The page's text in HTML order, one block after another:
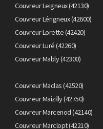
Couvreur Leigneux (42130)
Couvreur Lérigneux (42600)
Couvreur Lorette (42420)
Couvreur Luré (42260)
Couvreur Mably (42300)
Couvreur Maclas (42520)
Couvreur Maizilly (42750)
Couvreur Marcenod (42140)
Couvreur Marclopt (42210)